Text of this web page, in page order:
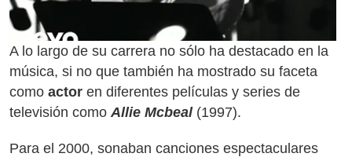
A lo largo de su carrera no sólo ha destacado en la
música, si no que también ha mostrado su faceta
como actor en diferentes películas y series de
televisión comoAllie Mcbeal(1997).
Para el 2000, sonaban canciones espectaculares